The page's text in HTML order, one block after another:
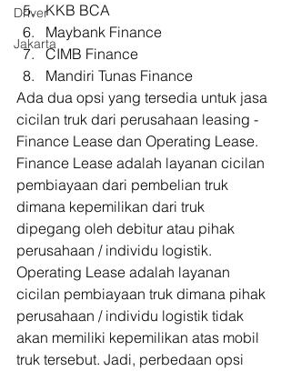
Driver
Jakarta
KKB BCA
Maybank Finance
CIMB Finance
Mandiri Tunas Finance
Ada dua opsi yang tersedia untuk jasa
cicilan truk dari perusahaan leasing -
Finance Lease dan Operating Lease.
Finance Lease adalah layanan cicilan
pembiayaan dari pembelian truk
dimana kepemilikan dari truk
dipegang oleh debitur atau pihak
perusahaan / individu logistik.
Operating Lease adalah layanan
cicilan pembiayaan truk dimana pihak
perusahaan / individu logistik tidak
akan memiliki kepemilikan atas mobil
truk tersebut. Jadi, perbedaan opsi